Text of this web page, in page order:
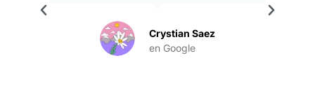
Crystian Saez
en Google